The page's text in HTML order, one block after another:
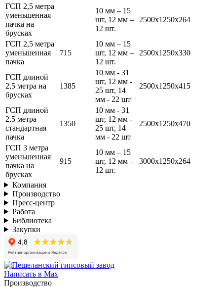
ГСП 2,5 метра
уменьшенная
пачка на
брусках
10 мм – 15
шт, 12 мм –
12 шт.
2500х1250х264
ГСП 2,5 метра
уменьшенная
пачка
715
10 мм – 15
шт, 12 мм –
12 шт.
2500х1250х330
ГСП длиной
2,5 метра на
брусках
1385
10 мм - 31
шт, 12 мм -
25 шт, 14
мм - 22 шт
2500х1250х415
ГСП длиной
2,5 метра –
стандартная
пачка
1350
10 мм - 31
шт, 12 мм -
25 шт, 14
мм - 22 шт
2500х1250х470
ГСП 3 метра
уменьшенная
пачка на
брусках
915
10 мм – 15
шт, 12 мм –
12 шт.
3000х1250х264
Компания
Производство
Пресс-центр
Работа
Библиотека
Закупки
Написать в Max
Производство